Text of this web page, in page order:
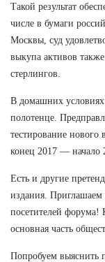
Такой результат
числе в бумаги
Москвы, суд
выкупа активов
стерлингов.
В домашних
полотенце.
тестирование нового
конец 2017 — начало
Есть и другие
издания. Приглашаем
посетителей форума!
основная часть
Попробуем выяснить